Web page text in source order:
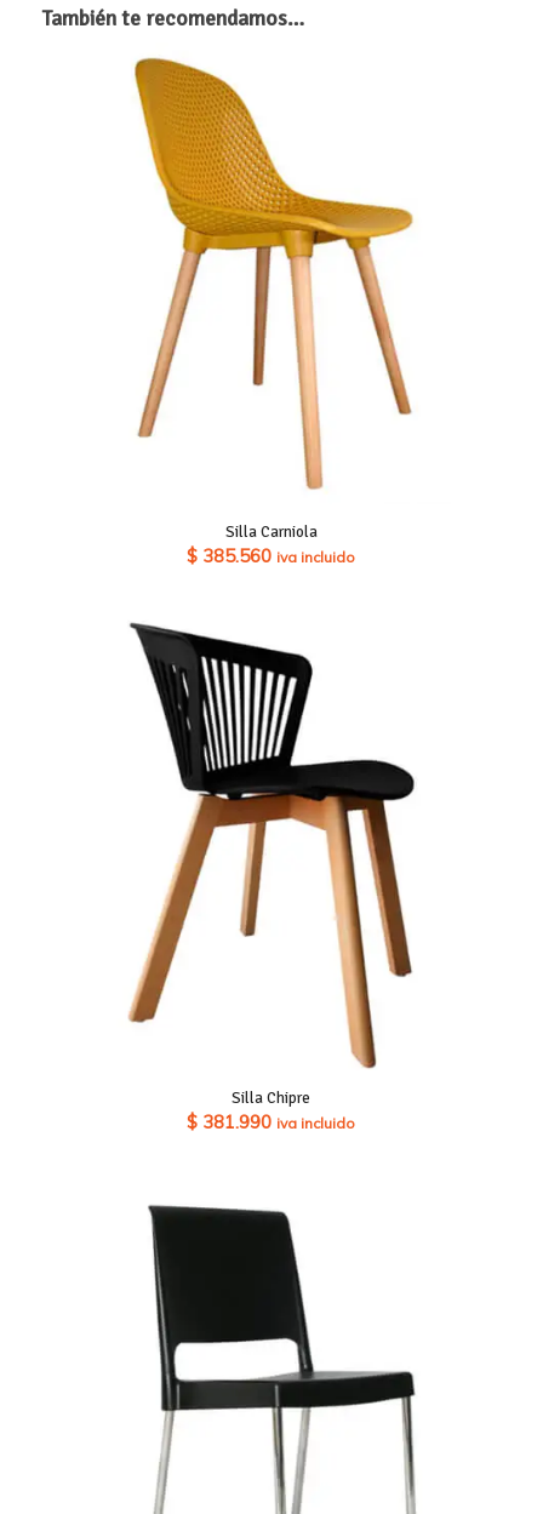
También te recomendamos…
Silla Carniola
$ 385.560 iva incluido
Silla Chipre
$ 381.990 iva incluido